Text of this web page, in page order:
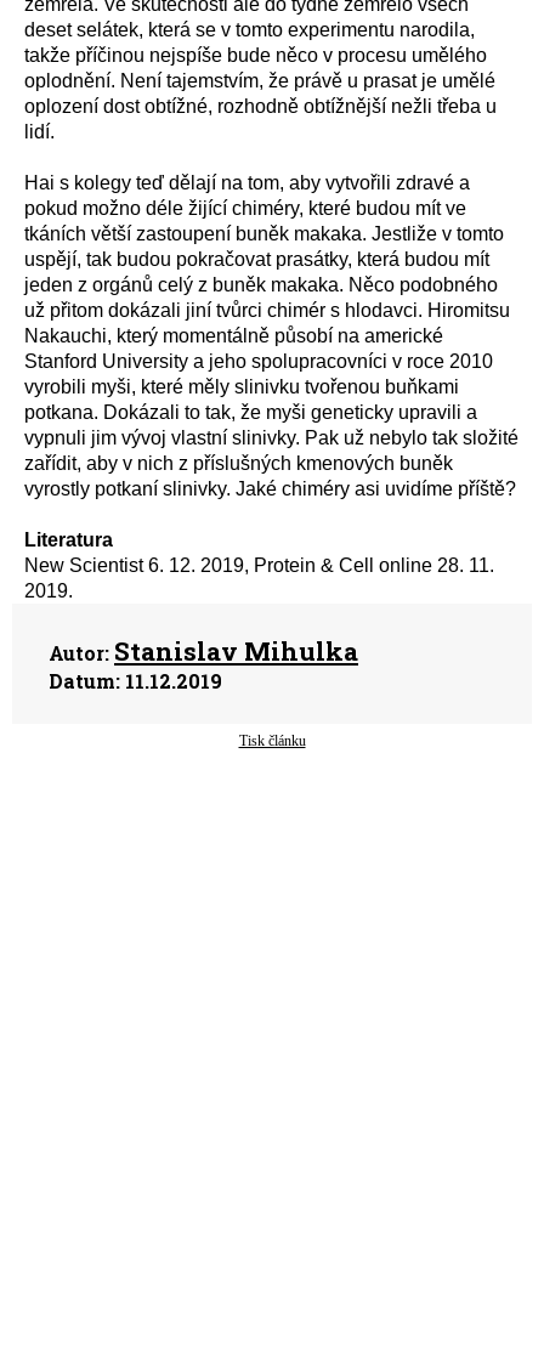
zemřela. Ve skutečnosti ale do týdne zemřelo všech
deset selátek, která se v tomto experimentu narodila,
takže příčinou nejspíše bude něco v procesu umělého
oplodnění. Není tajemstvím, že právě u prasat je umělé
oplození dost obtížné, rozhodně obtížnější nežli třeba u
lidí.
Hai s kolegy teď dělají na tom, aby vytvořili zdravé a
pokud možno déle žijící chiméry, které budou mít ve
tkáních větší zastoupení buněk makaka. Jestliže v tomto
uspějí, tak budou pokračovat prasátky, která budou mít
jeden z orgánů celý z buněk makaka. Něco podobného
už přitom dokázali jiní tvůrci chimér s hlodavci. Hiromitsu
Nakauchi, který momentálně působí na americké
Stanford University a jeho spolupracovníci v roce 2010
vyrobili myši, které měly slinivku tvořenou buňkami
potkana. Dokázali to tak, že myši geneticky upravili a
vypnuli jim vývoj vlastní slinivky. Pak už nebylo tak složité
zařídit, aby v nich z příslušných kmenových buněk
vyrostly potkaní slinivky. Jaké chiméry asi uvidíme příště?
Literatura
New Scientist 6. 12. 2019, Protein & Cell online 28. 11.
2019.
Autor: Stanislav Mihulka
Datum: 11.12.2019
Tisk článku